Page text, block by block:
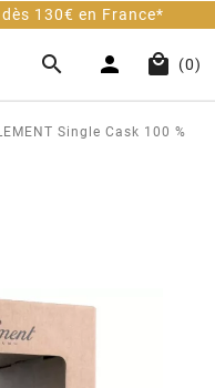
en France*
   (0)
Single Cask 100 %